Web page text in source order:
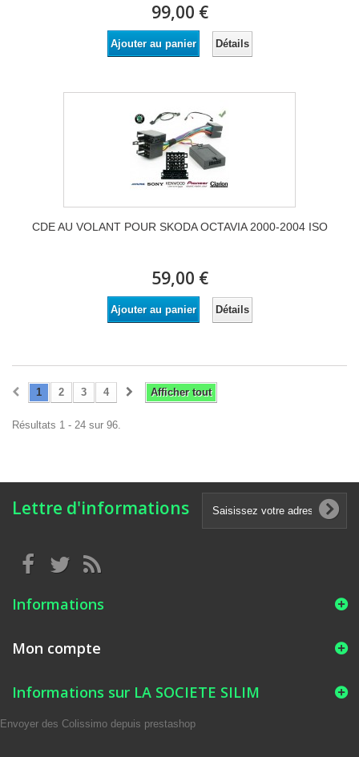
99,00 €
Ajouter au panier Détails
CDE AU VOLANT POUR SKODA OCTAVIA 2000-2004 ISO
59,00 €
Ajouter au panier Détails
Afficher tout
1 2 3 4
Résultats 1 - 24 sur 96.
Lettre d'informations
Informations
Mon compte
Informations sur LA SOCIETE SILIM
Envoyer des Colissimo depuis prestashop